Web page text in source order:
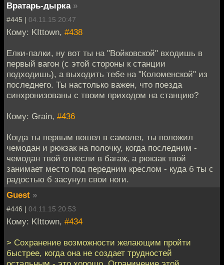
Вратарь-дырка »
#445 | 04.11.15 20:47
Кому: KIttown, #438
Елки-палки, ну вот ты на "Войковской" входишь в
первый вагон (с этой стороны к станции
подходишь), а выходить тебе на "Коломенской" из
последнего. Ты настолько важен, что поезда
синхронизованы с твоим приходом на станцию?
Кому: Grain, #436
Когда ты первым вошел в самолет, ты положил
чемодан и рюкзак на полочку, когда последним -
чемодан твой отнесли в багаж, а рюкзак твой
занимает место под передним креслом - куда б ты с
радостью б засунул свои ноги.
Guest »
#446 | 04.11.15 20:53
Кому: KIttown, #434
> Сохранение возможности желающим пройти
быстрее, когда она не создает трудностей